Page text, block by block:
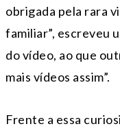
obrigada pela rara
familiar”, escreveu
do vídeo, ao que
mais vídeos assim”.
Frente a essa